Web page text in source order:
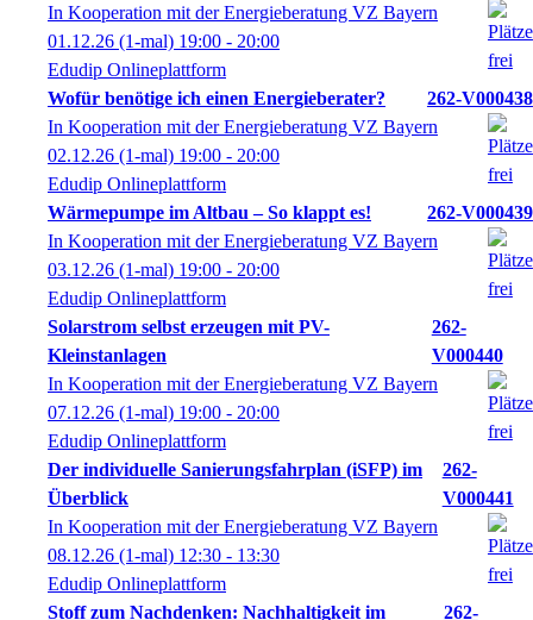
In Kooperation mit der Energieberatung VZ Bayern
01.12.26 (1-mal) 19:00 - 20:00
Edudip Onlineplattform
Wofür benötige ich einen Energieberater?
262-V000438
In Kooperation mit der Energieberatung VZ Bayern
02.12.26 (1-mal) 19:00 - 20:00
Edudip Onlineplattform
Wärmepumpe im Altbau – So klappt es!
262-V000439
In Kooperation mit der Energieberatung VZ Bayern
03.12.26 (1-mal) 19:00 - 20:00
Edudip Onlineplattform
Solarstrom selbst erzeugen mit PV-
Kleinstanlagen
262-
V000440
In Kooperation mit der Energieberatung VZ Bayern
07.12.26 (1-mal) 19:00 - 20:00
Edudip Onlineplattform
Der individuelle Sanierungsfahrplan (iSFP) im
Überblick
262-
V000441
In Kooperation mit der Energieberatung VZ Bayern
08.12.26 (1-mal) 12:30 - 13:30
Edudip Onlineplattform
Stoff zum Nachdenken: Nachhaltigkeit im
262-